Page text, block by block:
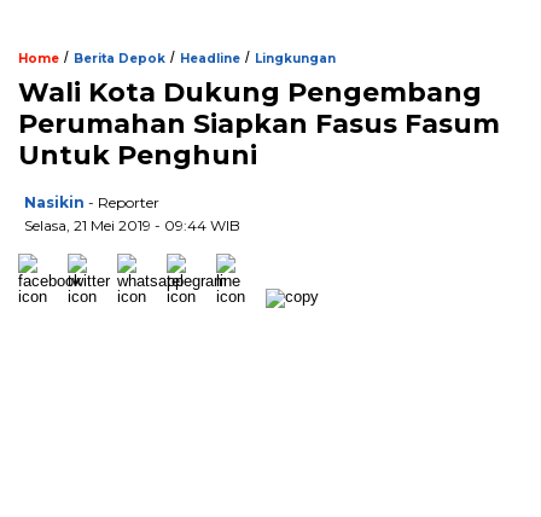
Home / Berita Depok / Headline / Lingkungan
Wali Kota Dukung Pengembang
Perumahan Siapkan Fasus Fasum
Untuk Penghuni
Nasikin - Reporter
Selasa, 21 Mei 2019 - 09:44 WIB